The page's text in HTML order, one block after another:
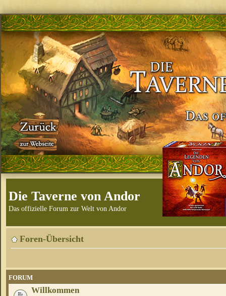
Die Taverne von Andor
Das offizielle Forum zur Welt von Andor
Foren-Übersicht
FORUM
Willkommen